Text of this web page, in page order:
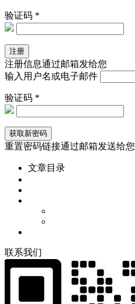
验证码 *
注册信息通过邮箱发给您
输入用户名或电子邮件
验证码 *
重置密码链接通过邮箱发送给您
文章目录
联系我们